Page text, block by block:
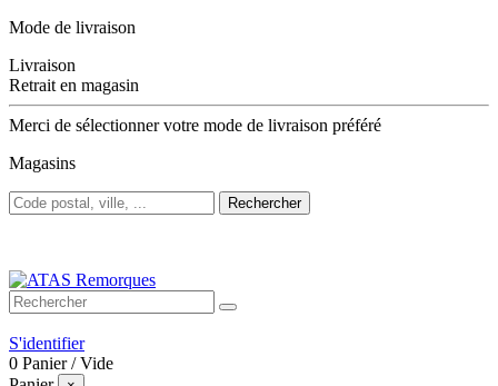
Mode de livraison
Livraison
Retrait en magasin
Merci de sélectionner votre mode de livraison préféré
Magasins
Rechercher
S'identifier
0 Panier /Vide